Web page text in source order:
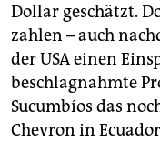
Dollar geschätzt.
zahlen – auch
der USA einen
beschlagnahmte
Sucumbíos das
Chevron in